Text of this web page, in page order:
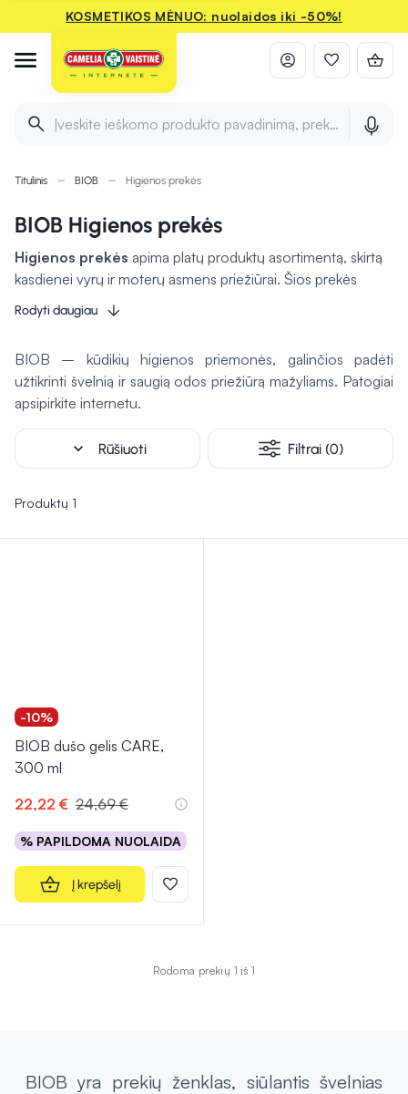
KOSMETIKOS MĖNUO: nuolaidos iki -50%!
Įveskite ieškomo produkto pavadinimą, prekės ženklą ir
Titulinis BIOB Higienos prekės
BIOB Higienos prekės
Higienos prekės apima platų produktų asortimentą, skirtą
kasdienei vyrų ir moterų asmens priežiūrai. Šios prekės
padeda palaikyti švarą ir komfortą
apsaugą nuo infekcijų. Vyrų ir moterų higienai skirtos
intymiai higienai ar odos priežiūrai. Slaugos prekės
papildomai padeda rūpinantis pacientais bei kasdieniais
poreikiais.
Rodyti daugiau
BIOB – kūdikių higienos priemonės, galinčios padėti
užtikrinti švelnią ir saugią odos priežiūrą mažyliams. Patogiai
apsipirkite internetu.
expand_more Rūšiuoti Filtrai (0)
Produktų 1
-10%
BIOB dušo gelis CARE,
300 ml
22,22 € 24,69 €
% PAPILDOMA NUOLAIDA
Į krepšelį
Rodoma prekių 1 iš 1
BIOB yra prekių ženklas, siūlantis švelnias